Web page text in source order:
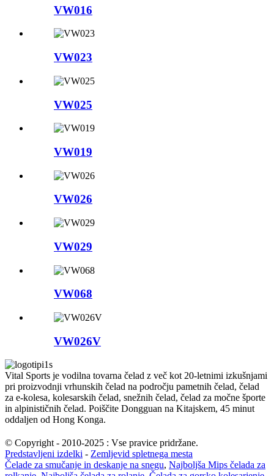
VW016
VW023
VW025
VW019
VW026
VW029
VW068
VW026V
Vital Sports je vodilna tovarna čelad z več kot 20-letnimi izkušnjami
pri proizvodnji vrhunskih čelad na področju pametnih čelad, čelad
za e-kolesa, kolesarskih čelad, snežnih čelad, čelad za močne športe
in alpinističnih čelad. Poiščite Dongguan na Kitajskem, 45 minut
oddaljen od Hong Konga.
© Copyright - 2010-2025 : Vse pravice pridržane.
Predstavljeni izdelki - Zemljevid spletnega mesta
Čelade za smučanje in deskanje na snegu, Najboljša Mips čelada za